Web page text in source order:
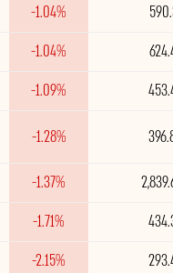
-1.04%
-1.04%
-1.09%
-1.28%
-1.37%
-1.71%
-2.15%